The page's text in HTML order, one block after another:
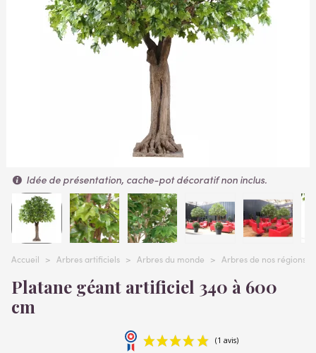
Idée de présentation, cache-pot décoratif non inclus.
Accueil > Arbres artificiels > Arbres du monde > Arbres de nos régions
Platane géant artificiel 340 à 600
cm